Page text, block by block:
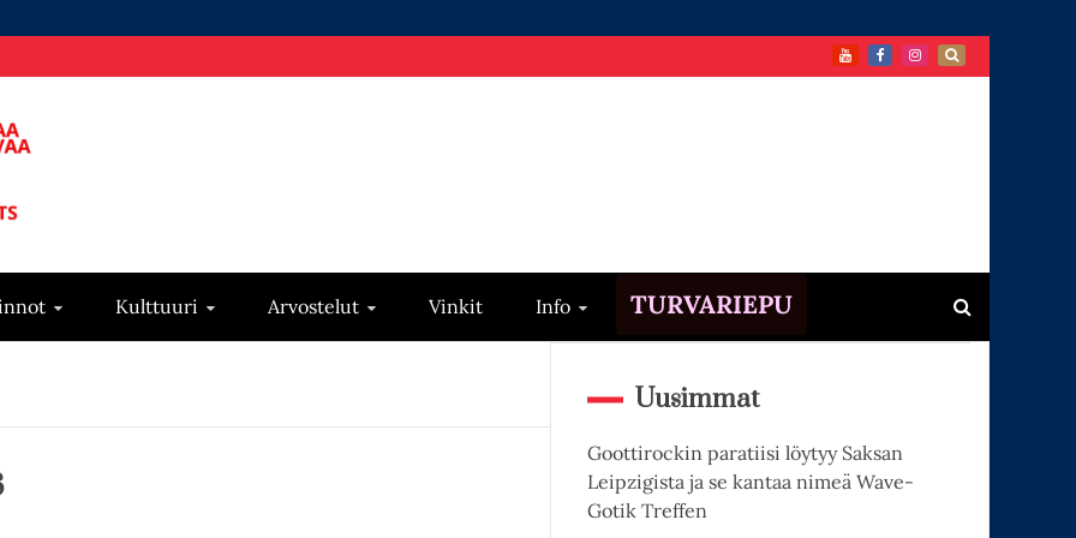
Kulttuuri Arvostelut Vinkit Info TURVARIEPU
Uusimmat
Goottirockin paratiisi löytyy Saksan
Leipzigista ja se kantaa nimeä Wave-
Gotik Treffen